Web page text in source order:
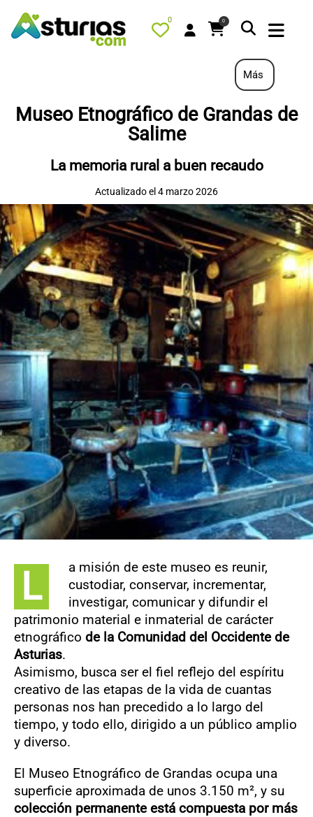
0 0
PORTADA
RESTAURANTES
TURISMO ACTIVO
TIENDA
AGENDA
OFERTAS
CONTACTO
Más
Museo Etnográfico de Grandas de
Salime
La memoria rural a buen recaudo
Actualizado el 4 marzo 2026
L
a misión de este museo es reunir,
custodiar, conservar, incrementar,
investigar, comunicar y difundir el
patrimonio material e inmaterial de carácter
etnográfico de la Comunidad del Occidente de
Asturias.
Asimismo, busca ser el fiel reflejo del espíritu
creativo de las etapas de la vida de cuantas
personas nos han precedido a lo largo del
tiempo, y todo ello, dirigido a un público amplio
y diverso.
El Museo Etnográfico de Grandas ocupa una
superficie aproximada de unos 3.150 m², y su
colección permanente está compuesta por más